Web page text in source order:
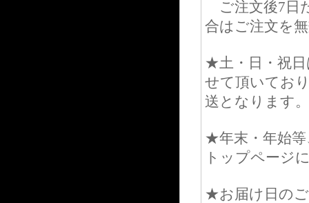
ご注文後7日
合はご注文を
★土・日・祝
せて頂いてお
送となります。
★年末・年始等
トップページ
★お届け日の